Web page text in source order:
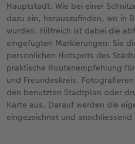
Hauptstadt. Wie bei einer
dazu ein, herauszufinden, wo in
wurden. Hilfreich ist dabei die
eingefügten Markierungen: Sie
persönlichen Hotspots des
praktische Routenempfehlung
und Freundeskreis.
den benutzten Stadtplan oder
Karte aus. Darauf werden die
eingezeichnet und